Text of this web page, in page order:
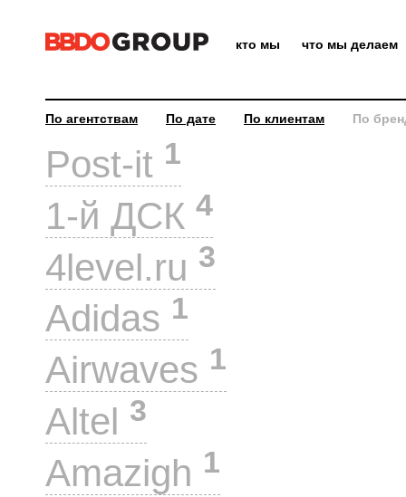
кто мы что мы делаем
По агентствам По дате По клиентам По
Post-it 1
1-й ДСК 4
4level.ru 3
Adidas 1
Airwaves 1
Altel 3
Amazigh 1